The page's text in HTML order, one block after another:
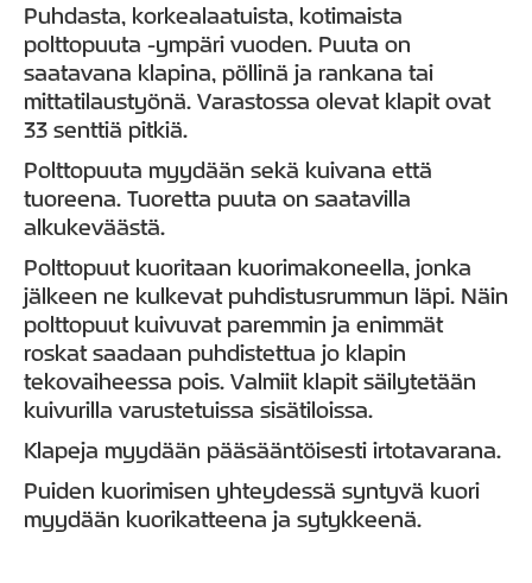
Puhdasta, korkealaatuista, kotimaista
polttopuuta -ympäri vuoden. Puuta on
saatavana klapina, pöllinä ja rankana tai
mittatilaustyönä. Varastossa olevat klapit ovat
33 senttiä pitkiä.
Polttopuuta myydään sekä kuivana että
tuoreena. Tuoretta puuta on saatavilla
alkukeväästä.
Polttopuut kuoritaan kuorimakoneella, jonka
jälkeen ne kulkevat puhdistusrummun läpi. Näin
polttopuut kuivuvat paremmin ja enimmät
roskat saadaan puhdistettua jo klapin
tekovaiheessa pois. Valmiit klapit säilytetään
kuivurilla varustetuissa sisätiloissa.
Klapeja myydään pääsääntöisesti irtotavarana.
Puiden kuorimisen yhteydessä syntyvä kuori
myydään kuorikatteena ja sytykkeenä.